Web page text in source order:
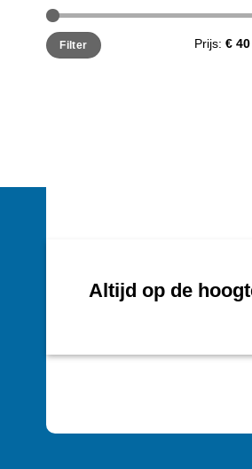
Min.
prijs
Max.
prijsFilter Prijs: € 40
Altijd op de